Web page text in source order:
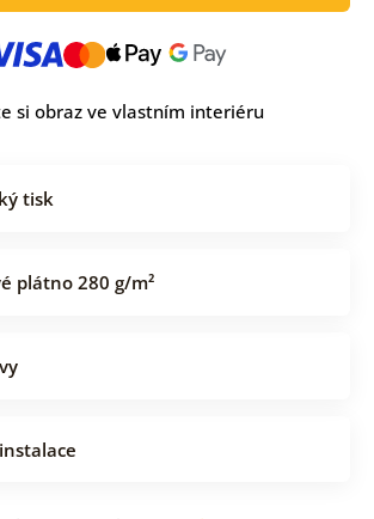
si obraz ve vlastním interiéru
tisk
plátno 280 g/m²